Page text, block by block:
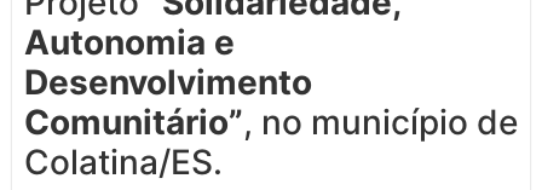
Autonomia e
Desenvolvimento
Comunitário”, no município de
Colatina/ES.